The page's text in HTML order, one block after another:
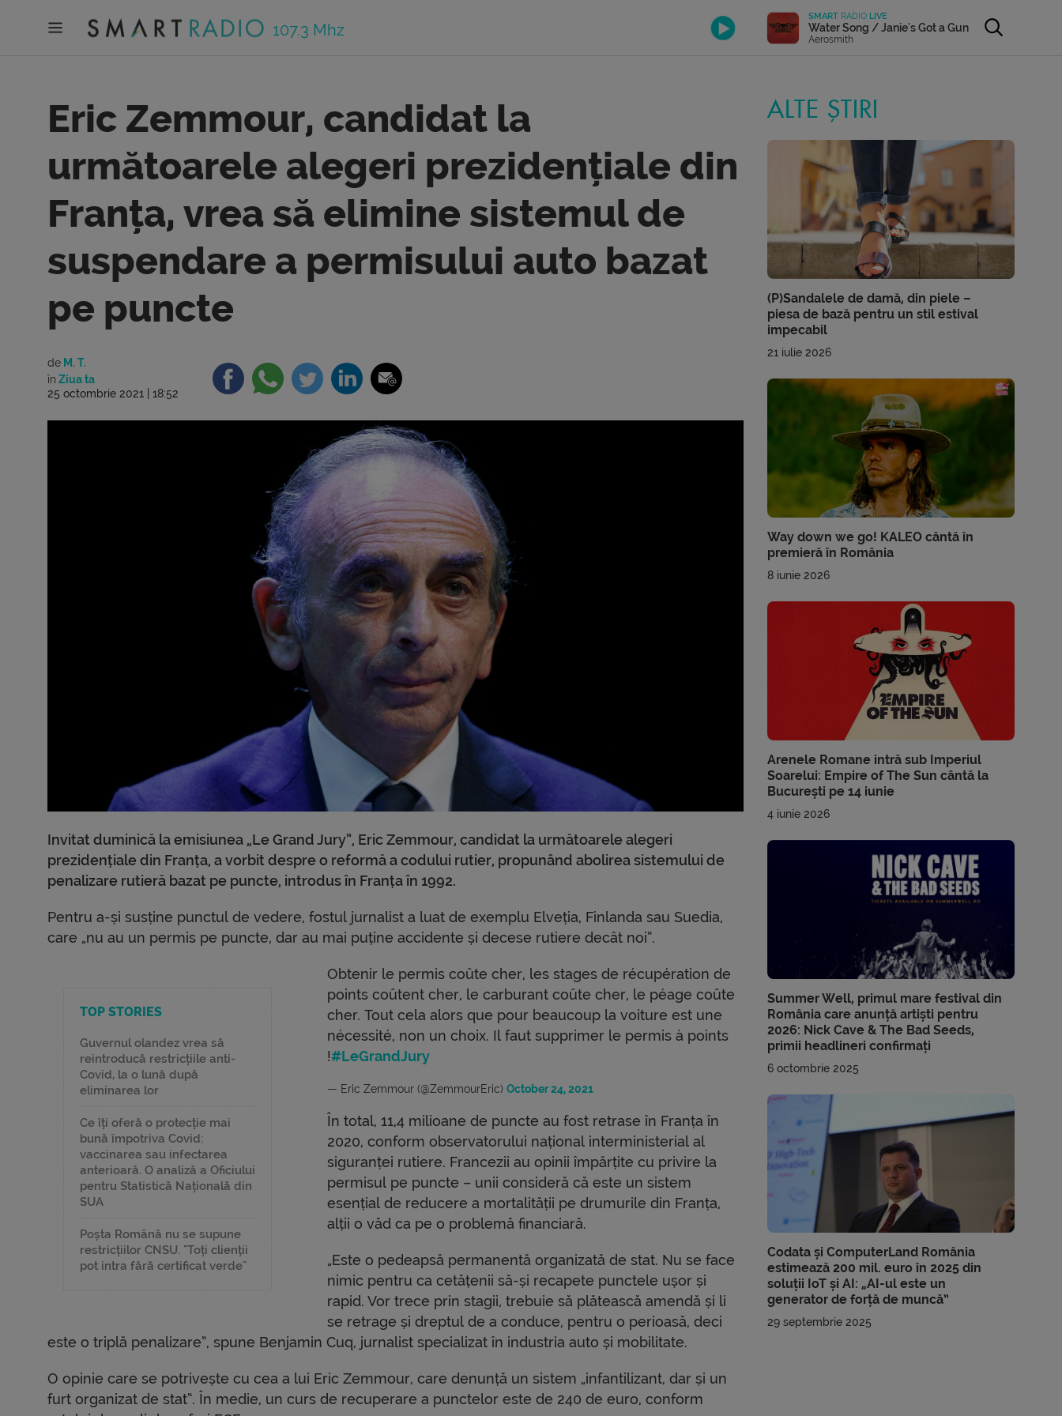
107.3 Mhz
SMART RADIO LIVE
Water Song / Janie's Got a Gun
Aerosmith
Eric Zemmour, candidat la
următoarele alegeri prezidențiale din
Franța, vrea să elimine sistemul de
suspendare a permisului auto bazat
pe puncte
de M. T.
în Ziua ta
25 octombrie 2021 | 18:52
Invitat duminică la emisiunea „Le Grand Jury”, Eric Zemmour, candidat la următoarele alegeri
prezidențiale din Franța, a vorbit despre o reformă a codului rutier, propunând abolirea sistemului de
penalizare rutieră bazat pe puncte, introdus în Franța în 1992.
Pentru a-și susține punctul de vedere, fostul jurnalist a luat de exemplu Elveția, Finlanda sau Suedia,
care „nu au un permis pe puncte, dar au mai puține accidente și decese rutiere decât noi”.
TOP STORIES
Guvernul olandez vrea să
reintroducă restricțiile anti-
Covid, la o lună după
eliminarea lor
Ce îți oferă o protecție mai
bună împotriva Covid:
vaccinarea sau infectarea
anterioară. O analiză a Oficiului
pentru Statistică Națională din
SUA
Poșta Română nu se supune
restricțiilor CNSU. "Toți clienții
pot intra fără certificat verde"
Obtenir le permis coûte cher, les stages de récupération de
points coûtent cher, le carburant coûte cher, le péage coûte
cher. Tout cela alors que pour beaucoup la voiture est une
nécessité, non un choix. Il faut supprimer le permis à points
!#LeGrandJury
— Eric Zemmour (@ZemmourEric)October 24, 2021
În total, 11,4 milioane de puncte au fost retrase în Franța în
2020, conform observatorului național interministerial al
siguranței rutiere. Francezii au opinii împărțite cu privire la
permisul pe puncte – unii consideră că este un sistem
esențial de reducere a mortalității pe drumurile din Franța,
alții o văd ca pe o problemă financiară.
„Este o pedeapsă permanentă organizată de stat. Nu se face
nimic pentru ca cetățenii să-și recapete punctele ușor și
rapid. Vor trece prin stagii, trebuie să plătească amendă și li
se retrage și dreptul de a conduce, pentru o perioasă, deci
este o triplă penalizare”, spune Benjamin Cuq, jurnalist specializat în industria auto și mobilitate.
O opinie care se potrivește cu cea a lui Eric Zemmour, care denunță un sistem „infantilizant, dar și un
furt organizat de stat”. În medie, un curs de recuperare a punctelor este de 240 de euro, conform
ALTE ȘTIRI
(P)Sandalele de damă, din piele –
piesa de bază pentru un stil estival
impecabil
21 iulie 2026
Way down we go! KALEO cântă în
premieră în România
8 iunie 2026
Arenele Romane intră sub Imperiul
Soarelui: Empire of The Sun cântă la
București pe 14 iunie
4 iunie 2026
Summer Well, primul mare festival din
România care anunță artiști pentru
2026: Nick Cave & The Bad Seeds,
primii headlineri confirmați
6 octombrie 2025
Codata și ComputerLand România
estimează 200 mil. euro în 2025 din
soluții IoT și AI: „AI-ul este un
generator de forță de muncă”
29 septembrie 2025